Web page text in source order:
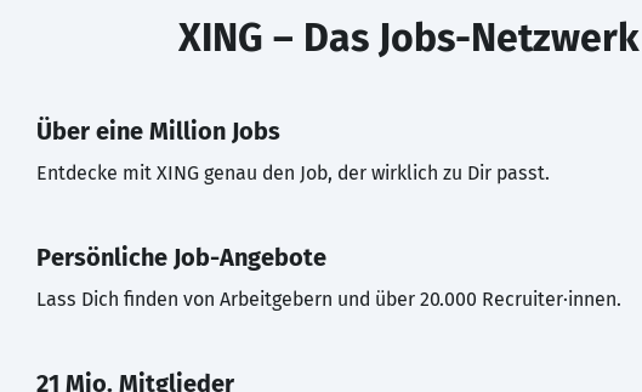
XING – Das Jobs-Netzwerk
Über eine Million Jobs
Entdecke mit XING genau den Job, der wirklich zu Dir passt.
Persönliche Job-Angebote
Lass Dich finden von Arbeitgebern und über 20.000 Recruiter·innen.
21 Mio. Mitglieder